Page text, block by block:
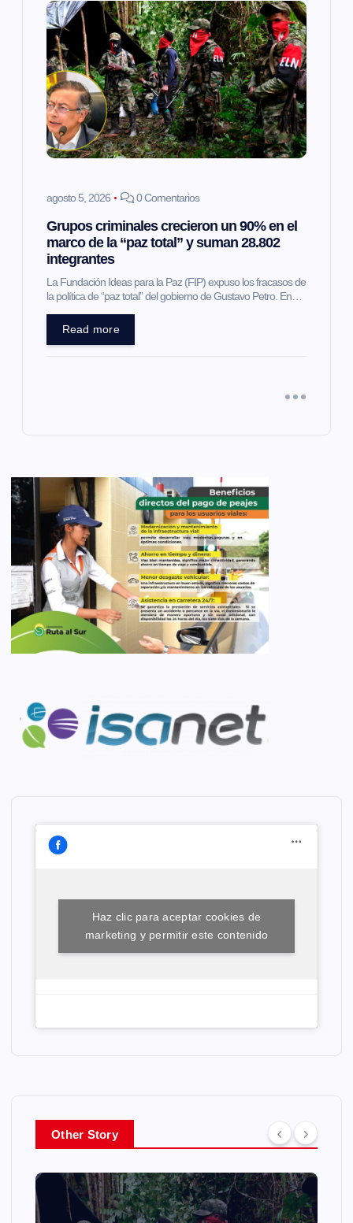
agosto 5, 2026 0 Comentarios
Grupos criminales crecieron un 90% en el
marco de la “paz total” y suman 28.802
integrantes
La Fundación Ideas para la Paz (FIP) expuso los fracasos de
la política de “paz total” del gobierno de Gustavo Petro. En…
Read more
Haz clic para aceptar cookies de
marketing y permitir este contenido
Other Story